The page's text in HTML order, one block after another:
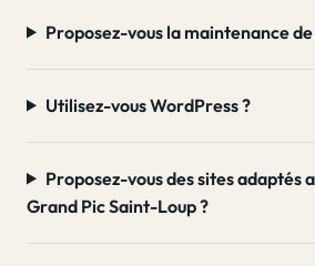
Proposez-vous la maintenance
Utilisez-vous WordPress ?
Proposez-vous des sites adaptés
Grand Pic Saint-Loup ?